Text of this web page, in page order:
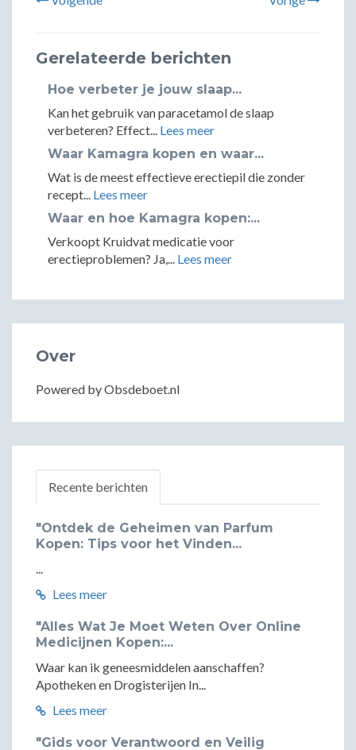
Gerelateerde berichten
Hoe verbeter je jouw slaap...
Kan het gebruik van paracetamol de slaap
verbeteren? Effect... Lees meer
Waar Kamagra kopen en waar...
Wat is de meest effectieve erectiepil die zonder
recept... Lees meer
Waar en hoe Kamagra kopen:...
Verkoopt Kruidvat medicatie voor
erectieproblemen? Ja,... Lees meer
Over
Powered by Obsdeboet.nl
Recente berichten
"Ontdek de Geheimen van Parfum
Kopen: Tips voor het Vinden...
...
Lees meer
"Alles Wat Je Moet Weten Over Online
Medicijnen Kopen:...
Waar kan ik geneesmiddelen aanschaffen?
Apotheken en Drogisterijen In...
Lees meer
"Gids voor Verantwoord en Veilig